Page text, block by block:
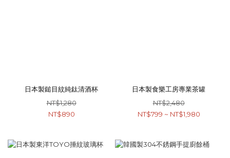
日本製鎚目紋純鈦清酒杯
NT$1,280
NT$890
日本製食樂工房專業茶罐
NT$2,480
NT$799 ~ NT$1,980